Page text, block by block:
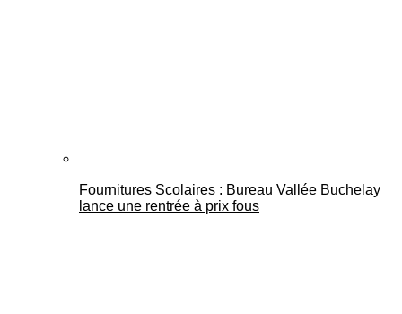
Fournitures Scolaires : Bureau Vallée Buchelay
lance une rentrée à prix fous